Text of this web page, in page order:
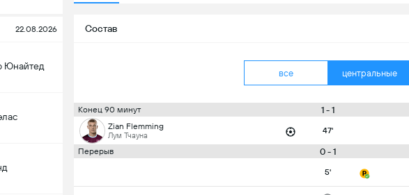
22.08.2026
Юнайтед
Состав
все центральные
Конец 90 минут 1 - 1
Zian Flemming
Лум Тчауна 47'
Перерыв 0 - 1
5'